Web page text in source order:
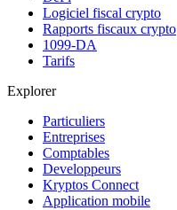
Logiciel fiscal crypto
Rapports fiscaux crypto
1099-DA
Tarifs
Explorer
Particuliers
Entreprises
Comptables
Developpeurs
Kryptos Connect
Application mobile